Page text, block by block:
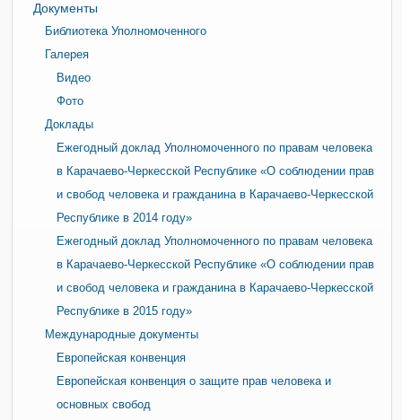
Документы
Библиотека Уполномоченного
Галерея
Видео
Фото
Доклады
Ежегодный доклад Уполномоченного по правам человека
в Карачаево-Черкесской Республике «О соблюдении прав
и свобод человека и гражданина в Карачаево-Черкесской
Республике в 2014 году»
Ежегодный доклад Уполномоченного по правам человека
в Карачаево-Черкесской Республике «О соблюдении прав
и свобод человека и гражданина в Карачаево-Черкесской
Республике в 2015 году»
Международные документы
Европейская конвенция
Европейская конвенция о защите прав человека и
основных свобод